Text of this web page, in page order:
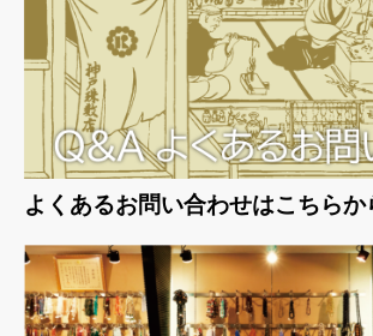
よくあるお問い合わせはこちらか